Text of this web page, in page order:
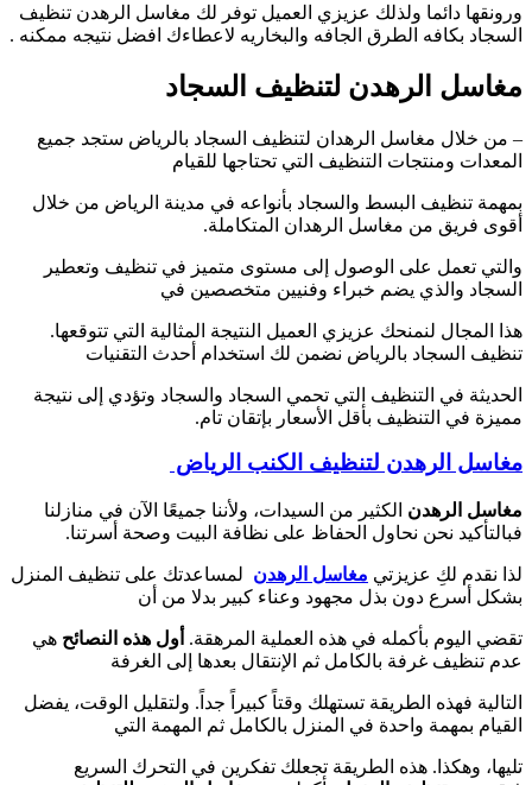
ورونقها دائما ولذلك عزيزي العميل توفر لك مغاسل الرهدن تنظيف
السجاد بكافه الطرق الجافه والبخاريه لاعطاءك افضل نتيجه ممكنه .
مغاسل الرهدن لتنظيف السجاد
– من خلال مغاسل الرهدان لتنظيف السجاد بالرياض ستجد جميع
المعدات ومنتجات التنظيف التي تحتاجها للقيام
بمهمة تنظيف البسط والسجاد بأنواعه في مدينة الرياض من خلال
أقوى فريق من مغاسل الرهدان المتكاملة.
والتي تعمل على الوصول إلى مستوى متميز في تنظيف وتعطير
السجاد والذي يضم خبراء وفنيين متخصصين في
هذا المجال لنمنحك عزيزي العميل النتيجة المثالية التي تتوقعها.
تنظيف السجاد بالرياض نضمن لك استخدام أحدث التقنيات
الحديثة في التنظيف التي تحمي السجاد والسجاد وتؤدي إلى نتيجة
مميزة في التنظيف بأقل الأسعار بإتقان تام.
مغاسل الرهدن لتنظيف الكنب الرياض
مغاسل الرهدن الكثير من السيدات، ولأننا جميعًا الآن في منازلنا
فبالتأكيد نحن نحاول الحفاظ على نظافة البيت وصحة أسرتنا.
لذا نقدم لكِ عزيزتي مغاسل الرهدن لمساعدتك على تنظيف المنزل
بشكل أسرع دون بذل مجهود وعناء كبير بدلا من أن
تقضي اليوم بأكمله في هذه العملية المرهقة. أول هذه النصائح هي
عدم تنظيف غرفة بالكامل ثم الإنتقال بعدها إلى الغرفة
التالية فهذه الطريقة تستهلك وقتاً كبيراً جداً. ولتقليل الوقت، يفضل
القيام بمهمة واحدة في المنزل بالكامل ثم المهمة التي
تليها، وهكذا. هذه الطريقة تجعلك تفكرين في التحرك السريع